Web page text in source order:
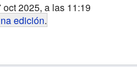
2025, a las 11:19
edición.